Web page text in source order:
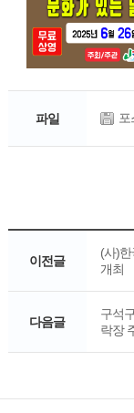
파일 포
이전글
(사)
개최
다음글
구석
락장